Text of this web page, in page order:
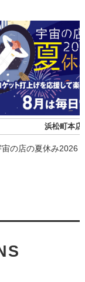
浜松町本店
宙の店の夏休み2026